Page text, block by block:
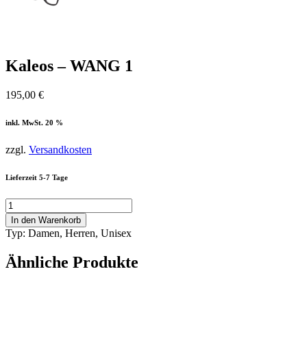
Kaleos – WANG 1
195,00 €
inkl. MwSt. 20 %
zzgl. Versandkosten
Lieferzeit 5-7 Tage
Kaleos
-
WANG
1
Menge
In den Warenkorb
Typ: Damen, Herren, Unisex
Ähnliche Produkte